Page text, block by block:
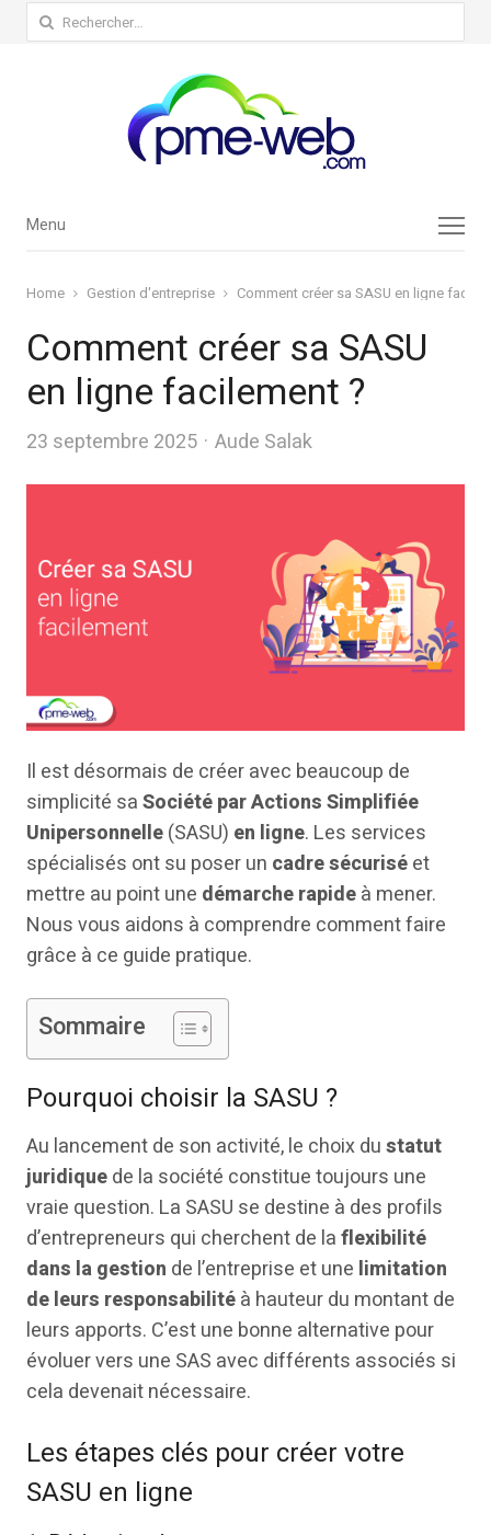
Rechercher :
Menu
Menu
Home Gestion d'entreprise Comment créer sa SASU en ligne
Comment créer sa SASU
en ligne facilement ?
23 septembre 2025 Author
Aude Salak
Il est désormais de créer avec beaucoup de
simplicité saSociété par Actions Simplifiée
Unipersonnelle(SASU) en ligne. Les services
spécialisés ont su poser un cadre sécuriséet
mettre au point une démarche rapideà mener.
Nous vous aidons à comprendre comment faire
grâce à ce guide pratique.
Sommaire
Pourquoi choisir la SASU ?
Au lancement de son activité, le choix dustatut
juridiquede la société constitue toujours une
vraie question. La SASU se destine à des profils
d’entrepreneurs qui cherchent de laflexibilité
dans la gestion de l’entreprise et une limitation
de leurs responsabilitéà hauteur du montant de
leurs apports. C’est une bonne alternative pour
évoluer vers une SAS avec différents associés si
cela devenait nécessaire.
Les étapes clés pour créer votre
SASU en ligne